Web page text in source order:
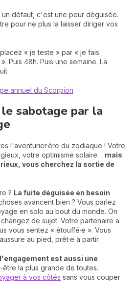
défaut, c'est une peur déguisée.
pour ne plus la laisser diriger vos
« je teste » par « je fais
Puis 48h. Puis une semaine. La
annuel du Scorpion
sabotage par la
l'aventurier·ère du zodiaque ! Votre
votre optimisme solaire… mais
vous cherchez la sortie de
? La fuite déguisée en besoin
avancent bien ? Vous parlez
en solo au bout du monde. On
de sujet. Votre partenaire a
vous sentez « étouffé·e ». Vous
au pied, prêt·e à partir.
l'engagement est aussi une
être la plus grande de toutes.
à vos côtés sans vous couper